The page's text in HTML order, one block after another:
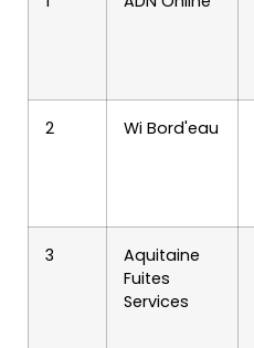
2 Wi Bord'eau
3
Aquitaine
Fuites
Services